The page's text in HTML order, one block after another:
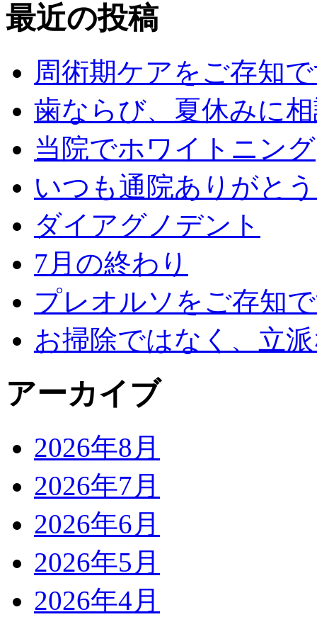
最近の投稿
周術期ケアをご存知
歯ならび、夏休みに
当院でホワイトニング
いつも通院ありがと
ダイアグノデント
7月の終わり
プレオルソをご存知
お掃除ではなく、立
アーカイブ
2026年8月
2026年7月
2026年6月
2026年5月
2026年4月